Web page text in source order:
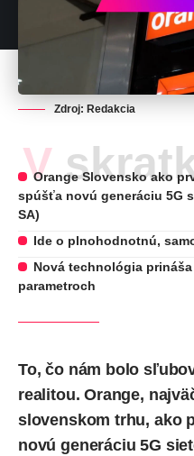
Zdroj: Redakcia
V
Orange Slovensko ako
spúšťa novú generáciu 5G
SA)
Ide o plnohodnotnú,
Nová technológia
parametroch
To, čo nám bolo
realitou. Orange,
slovenskom trhu, ako
novú generáciu 5G